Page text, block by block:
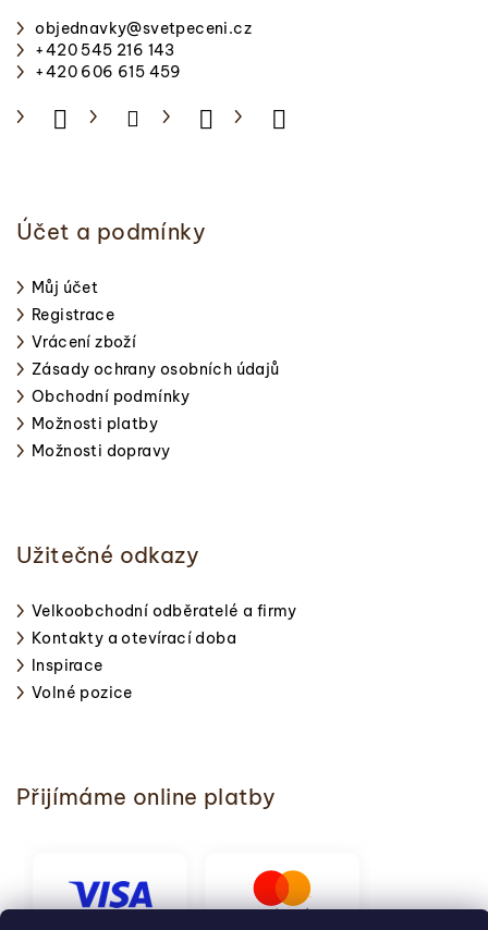
objednavky@svetpeceni.cz
+420 545 216 143
+420 606 615 459
Účet a podmínky
Můj účet
Registrace
Vrácení zboží
Zásady ochrany osobních údajů
Obchodní podmínky
Možnosti platby
Možnosti dopravy
Užitečné odkazy
Velkoobchodní odběratelé a firmy
Kontakty a otevírací doba
Inspirace
Volné pozice
Přijímáme online platby